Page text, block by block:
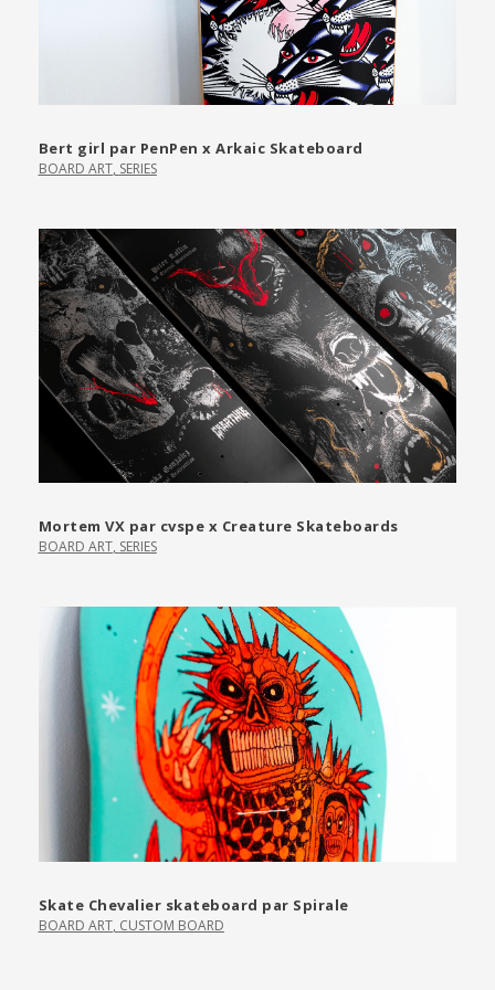
Bert girl par PenPen x Arkaic Skateboard
BOARD ART, SERIES
Mortem VX par cvspe x Creature Skateboards
BOARD ART, SERIES
Skate Chevalier skateboard par Spirale
BOARD ART, CUSTOM BOARD